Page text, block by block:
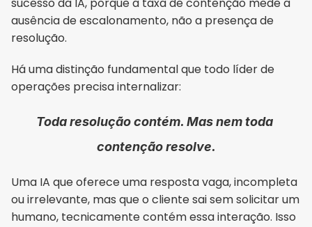
ausência de escalonamento, não a presença de
resolução.
Há uma distinção fundamental que todo líder de
operações precisa internalizar:
Toda resolução contém. Mas nem toda
contenção resolve.
Uma IA que oferece uma resposta vaga, incompleta
ou irrelevante, mas que o cliente sai sem solicitar um
humano, tecnicamente contém essa interação. Isso